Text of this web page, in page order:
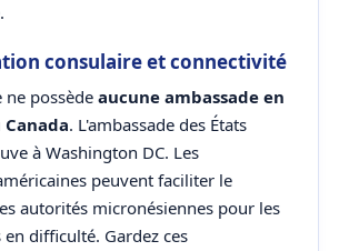
consulaire et connectivité
ne possède aucune ambassade en
. L'ambassade des États
à Washington DC. Les
peuvent faciliter le
autorités micronésiennes pour les
difficulté. Gardez ces